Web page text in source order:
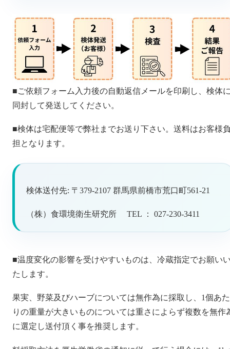
■ご依頼フォーム入力後の自動返信メールを印刷し、検体
同封して発送してください。
■検体は宅配便等で弊社までお送り下さい。送料はお客様
担となります。
検体送付先: 〒379-2107 群馬県前橋市荒口町561-21
（株）食環境衛生研究所 TEL ： 027-230-3411
■温度変化の影響を受けやすいものは、冷蔵指定でお願い
たします。
果実、野菜及びハーブについては無作為に採取し、1個あた
りの重量が大きいものについては重さによらず複数を無作
に選定し送付頂く事を推奨します。